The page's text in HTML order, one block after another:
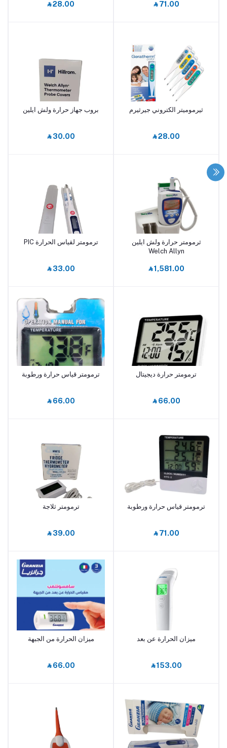
‎⃁ 71.00
‎⃁ 28.00
أضف إلى السلة
ثيرموميتر الكتروني جيرثيرم
‎⃁ 28.00
أضف إلى السلة
بروب جهاز حرارة ولش ايلين
‎⃁ 30.00
أضف إلى السلة
ثرمومتر حرارة ولش ايلين
Welch Allyn
‎⃁ 1,581.00
أضف إلى السلة
ترمومتر لقياس الحرارة PIC
‎⃁ 33.00
أضف إلى السلة
ترمومتر حرارة ديجيتال
‎⃁ 66.00
أضف إلى السلة
ترمومتر قياس حرارة ورطوبة
‎⃁ 66.00
أضف إلى السلة
ترمومتر قياس حرارة ورطوبة
‎⃁ 71.00
أضف إلى السلة
ترمومتر ثلاجة
‎⃁ 39.00
أضف إلى السلة
ميزان الحرارة عن بعد
‎⃁ 153.00
أضف إلى السلة
ميزان الحرارة من الجبهة
‎⃁ 66.00